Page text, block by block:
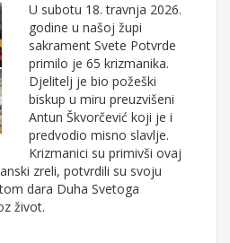
U subotu 18. travnja 2026.
godine u našoj župi
sakrament Svete Potvrde
primilo je 65 krizmanika.
Djelitelj je bio požeški
biskup u miru preuzvišeni
Antun Škvorčević koji je i
predvodio misno slavlje.
Krizmanici su primivši ovaj
zreli, potvrdili su svoju
dara Duha Svetoga
život.